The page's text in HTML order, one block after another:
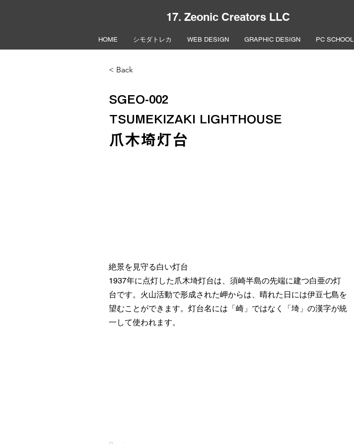
17. Zeonic Creators LLC
HOME シモダトレカ WEB DESIGN GRAPHIC DESIGN PC SCHOOL
< Back
SGEO-002
TSUMEKIZAKI LIGHTHOUSE
爪木埼灯台
絶景を見守る白い灯台
1937年に点灯した爪木埼灯台は、須崎半島の先端に建つ白亜の灯
台です。火山活動で形成された岬からは、晴れた日には伊豆七島を
望むことができます。灯台名には「崎」ではなく「埼」の漢字が統
一して使われます。